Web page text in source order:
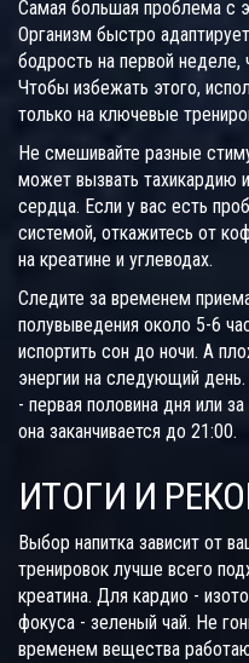
Самая большая проблема с
Организм быстро
бодрость на первой неделе,
Чтобы избежать этого,
только на ключевые
Не смешивайте разные
может вызвать тахикардию
сердца. Если у вас есть
системой, откажитесь от
на креатине и углеводах.
Следите за временем
полувыведения около 5-6
испортить сон до ночи. А
энергии на следующий
- первая половина дня или
она заканчивается до 21:00.
ИТОГИ И
Выбор напитка зависит от
тренировок лучше всего
креатина. Для кардио -
фокуса - зеленый чай. Не
временем вещества